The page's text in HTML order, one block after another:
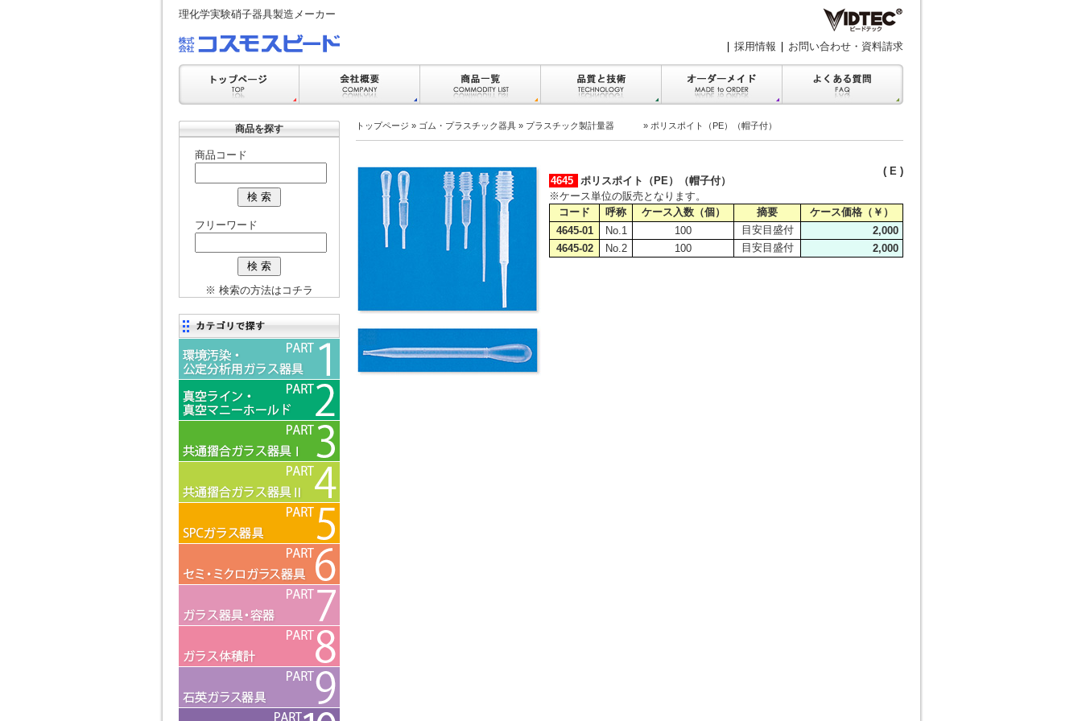
理化学実験硝子器具製造メーカー
お問い合わせ・資料請求
採用情報
商品を探す
商品コード
フリーワード
※ 検索の方法はコチラ
トップページ » ゴム・プラスチック器具 » プラスチック製計量器 » ポリスポイト（PE）（帽子付）
( E )
4645 ポリスポイト（PE）（帽子付）
※ケース単位の販売となります。
コード
呼称 ケース入数（個） 摘要
ケース価格（￥）
4645-01
No.1 100 目安目盛付
2,000
4645-02
No.2 100 目安目盛付 2,000